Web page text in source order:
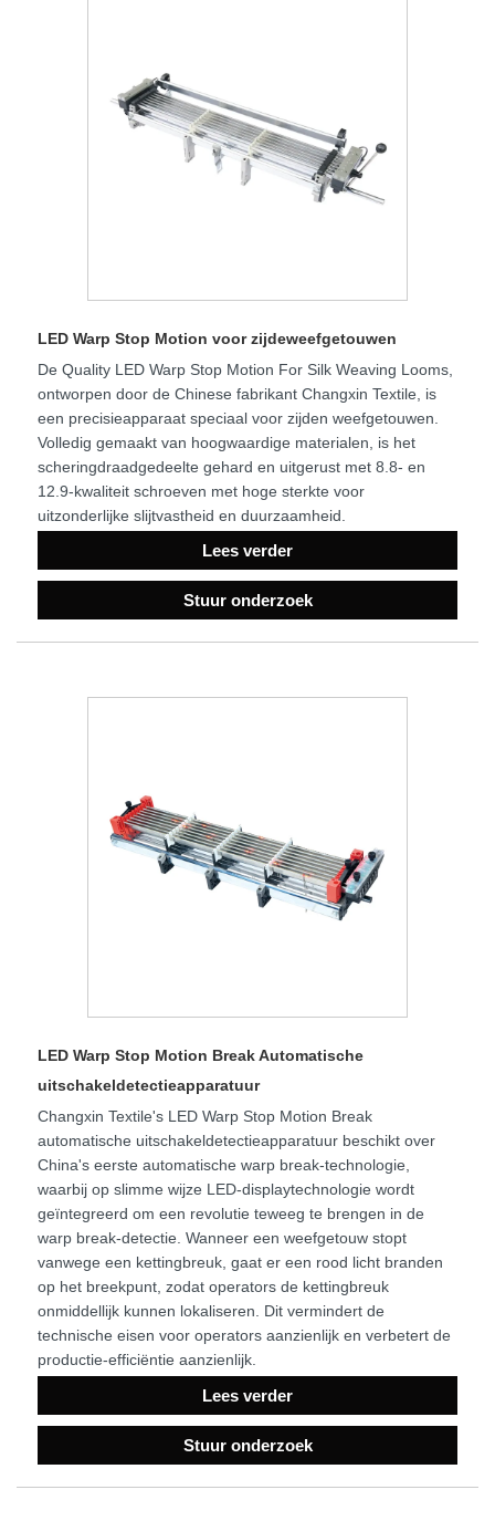
LED Warp Stop Motion voor zijdeweefgetouwen
De Quality LED Warp Stop Motion For Silk Weaving Looms,
ontworpen door de Chinese fabrikant Changxin Textile, is
een precisieapparaat speciaal voor zijden weefgetouwen.
Volledig gemaakt van hoogwaardige materialen, is het
scheringdraadgedeelte gehard en uitgerust met 8.8- en
12.9-kwaliteit schroeven met hoge sterkte voor
uitzonderlijke slijtvastheid en duurzaamheid.
Lees verder
Stuur onderzoek
LED Warp Stop Motion Break Automatische
uitschakeldetectieapparatuur
Changxin Textile's LED Warp Stop Motion Break
automatische uitschakeldetectieapparatuur beschikt over
China's eerste automatische warp break-technologie,
waarbij op slimme wijze LED-displaytechnologie wordt
geïntegreerd om een ​​revolutie teweeg te brengen in de
warp break-detectie. Wanneer een weefgetouw stopt
vanwege een kettingbreuk, gaat er een rood licht branden
op het breekpunt, zodat operators de kettingbreuk
onmiddellijk kunnen lokaliseren. Dit vermindert de
technische eisen voor operators aanzienlijk en verbetert de
productie-efficiëntie aanzienlijk.
Lees verder
Stuur onderzoek